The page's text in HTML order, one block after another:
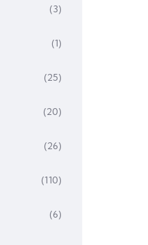
(3)
(1)
(25)
(20)
(26)
(110)
(6)